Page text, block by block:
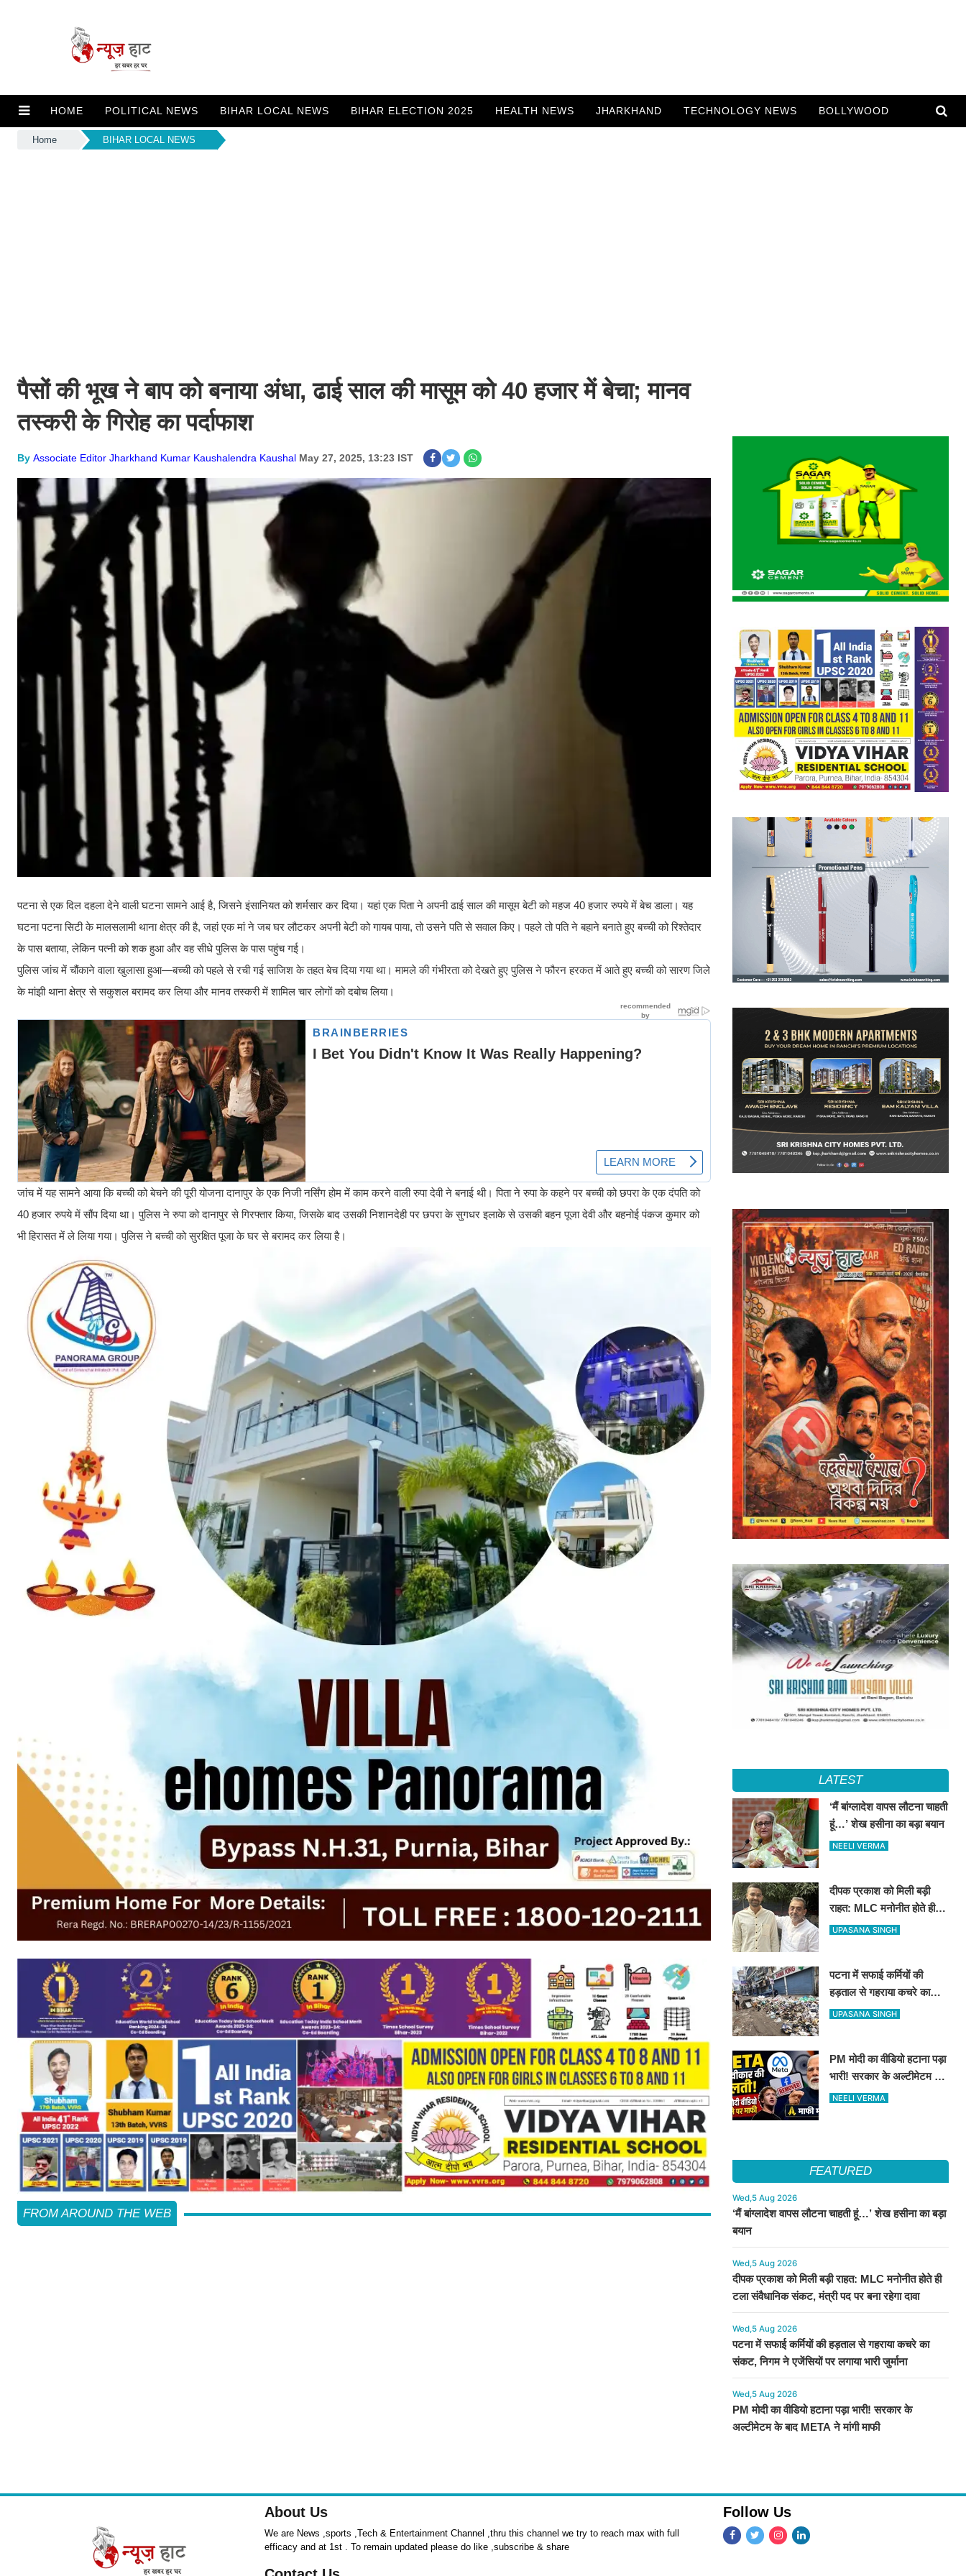
HOME POLITICAL NEWS BIHAR LOCAL NEWS BIHAR ELECTION 2025 HEALTH NEWS JHARKHAND TECHNOLOGY NEWS BOLLYWOOD
Home BIHAR LOCAL NEWS
पैसों की भूख ने बाप को बनाया अंधा, ढाई साल की मासूम को 40 हजार में बेचा; मानव
तस्करी के गिरोह का पर्दाफाश
By Associate Editor Jharkhand Kumar Kaushalendra Kaushal May 27, 2025, 13:23 IST
पटना से एक दिल दहला देने वाली घटना सामने आई है, जिसने इंसानियत को शर्मसार कर दिया। यहां एक पिता ने अपनी ढाई साल की मासूम बेटी को महज 40 हजार रुपये में बेच डाला। यह
घटना पटना सिटी के मालसलामी थाना क्षेत्र की है, जहां एक मां ने जब घर लौटकर अपनी बेटी को गायब पाया, तो उसने पति से सवाल किए। पहले तो पति ने बहाने बनाते हुए बच्ची को रिश्तेदार
के पास बताया, लेकिन पत्नी को शक हुआ और वह सीधे पुलिस के पास पहुंच गई।
पुलिस जांच में चौंकाने वाला खुलासा हुआ—बच्ची को पहले से रची गई साजिश के तहत बेच दिया गया था। मामले की गंभीरता को देखते हुए पुलिस ने फौरन हरकत में आते हुए बच्ची को सारण जिले
के मांझी थाना क्षेत्र से सकुशल बरामद कर लिया और मानव तस्करी में शामिल चार लोगों को दबोच लिया।
जांच में यह सामने आया कि बच्ची को बेचने की पूरी योजना दानापुर के एक निजी नर्सिंग होम में काम करने वाली रुपा देवी ने बनाई थी। पिता ने रुपा के कहने पर बच्ची को छपरा के एक दंपति को
40 हजार रुपये में सौंप दिया था। पुलिस ने रुपा को दानापुर से गिरफ्तार किया, जिसके बाद उसकी निशानदेही पर छपरा के सुगधर इलाके से उसकी बहन पूजा देवी और बहनोई पंकज कुमार को
भी हिरासत में ले लिया गया। पुलिस ने बच्ची को सुरक्षित पूजा के घर से बरामद कर लिया है।
FROM AROUND THE WEB
LATEST
‘मैं बांग्लादेश वापस लौटना चाहती
हूं…’ शेख हसीना का बड़ा बयान
NEELI VERMA
दीपक प्रकाश को मिली बड़ी
राहत: MLC मनोनीत होते ही
टला संवैधानिक संकट, मंत्री पद
UPASANA SINGH
पटना में सफाई कर्मियों की
हड़ताल से गहराया कचरे का
संकट, निगम ने एजेंसियों पर
UPASANA SINGH
PM मोदी का वीडियो हटाना पड़ा
भारी! सरकार के अल्टीमेटम के
बाद META ने मांगी माफी
NEELI VERMA
FEATURED
Wed,5 Aug 2026
‘मैं बांग्लादेश वापस लौटना चाहती हूं…’ शेख हसीना का बड़ा
बयान
Wed,5 Aug 2026
दीपक प्रकाश को मिली बड़ी राहत: MLC मनोनीत होते ही
टला संवैधानिक संकट, मंत्री पद पर बना रहेगा दावा
Wed,5 Aug 2026
पटना में सफाई कर्मियों की हड़ताल से गहराया कचरे का
संकट, निगम ने एजेंसियों पर लगाया भारी जुर्माना
Wed,5 Aug 2026
PM मोदी का वीडियो हटाना पड़ा भारी! सरकार के
अल्टीमेटम के बाद META ने मांगी माफी
About Us
We are News ,sports ,Tech & Entertainment Channel ,thru this channel we try to reach max with full
efficacy and at 1st . To remain updated please do like ,subscribe & share
Follow Us